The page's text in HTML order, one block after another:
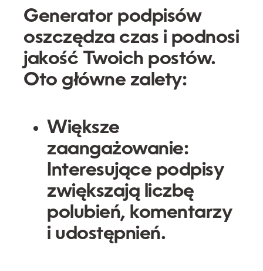
Generator podpisów
oszczędza czas i podnosi
jakość Twoich postów.
Oto główne zalety:
Większe
zaangażowanie:
Interesujące podpisy
zwiększają liczbę
polubień, komentarzy
i udostępnień.